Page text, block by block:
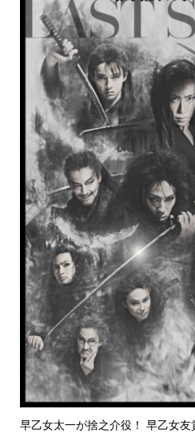
早乙女太一が捨之介役！ 早乙女